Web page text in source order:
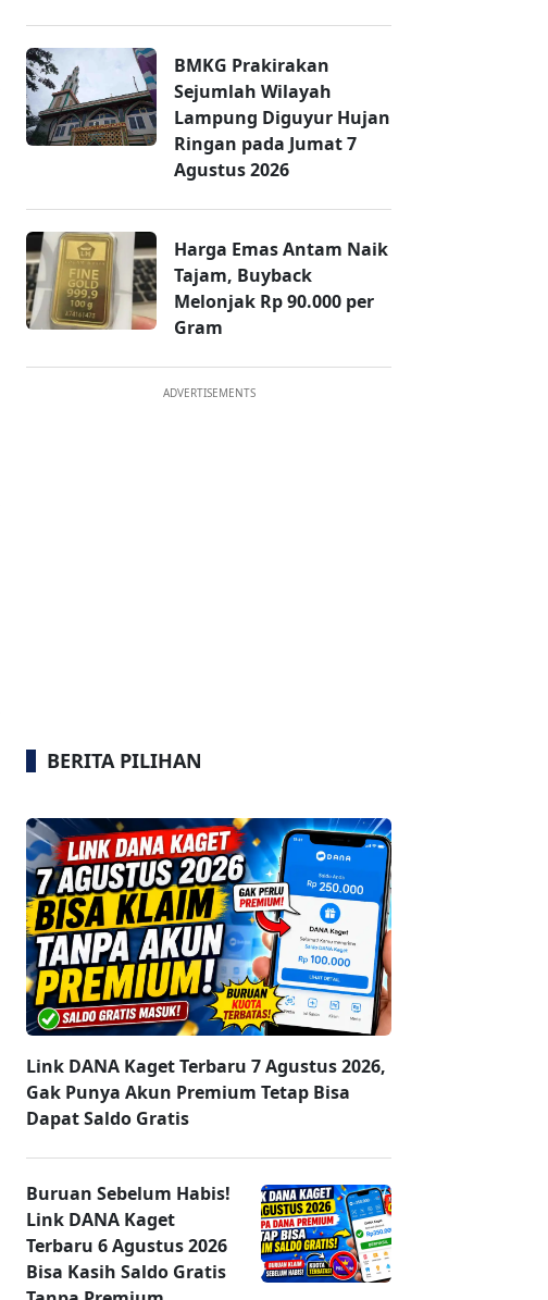
BMKG Prakirakan
Sejumlah Wilayah
Lampung Diguyur Hujan
Ringan pada Jumat 7
Agustus 2026
Harga Emas Antam Naik
Tajam, Buyback
Melonjak Rp 90.000 per
Gram
ADVERTISEMENTS
BERITA PILIHAN
Link DANA Kaget Terbaru 7 Agustus 2026,
Gak Punya Akun Premium Tetap Bisa
Dapat Saldo Gratis
Buruan Sebelum Habis!
Link DANA Kaget
Terbaru 6 Agustus 2026
Bisa Kasih Saldo Gratis